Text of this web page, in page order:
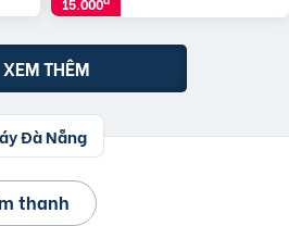
XEM THÊM
Đà Nẵng
thanh